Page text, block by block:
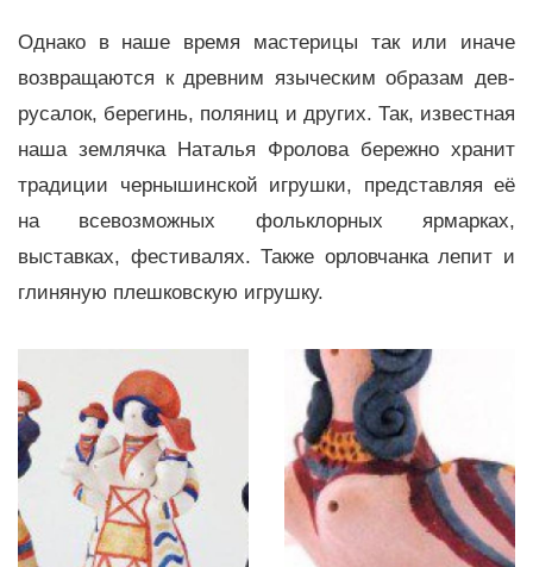
Однако в наше время мастерицы так или иначе
возвращаются к древним языческим образам дев-
русалок, берегинь, поляниц и других. Так, известная
наша землячка Наталья Фролова бережно хранит
традиции чернышинской игрушки, представляя её
на всевозможных фольклорных ярмарках,
выставках, фестивалях. Также орловчанка лепит и
глиняную плешковскую игрушку.